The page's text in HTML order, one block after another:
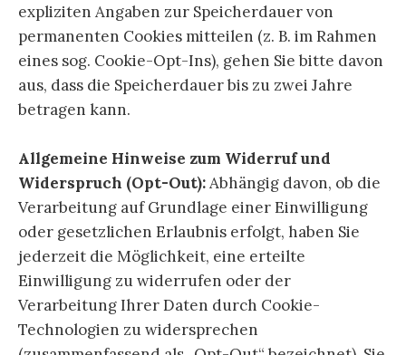
expliziten Angaben zur Speicherdauer von
permanenten Cookies mitteilen (z. B. im Rahmen
eines sog. Cookie-Opt-Ins), gehen Sie bitte davon
aus, dass die Speicherdauer bis zu zwei Jahre
betragen kann.
Allgemeine Hinweise zum Widerruf und
Widerspruch (Opt-Out):Abhängig davon, ob die
Verarbeitung auf Grundlage einer Einwilligung
oder gesetzlichen Erlaubnis erfolgt, haben Sie
jederzeit die Möglichkeit, eine erteilte
Einwilligung zu widerrufen oder der
Verarbeitung Ihrer Daten durch Cookie-
Technologien zu widersprechen